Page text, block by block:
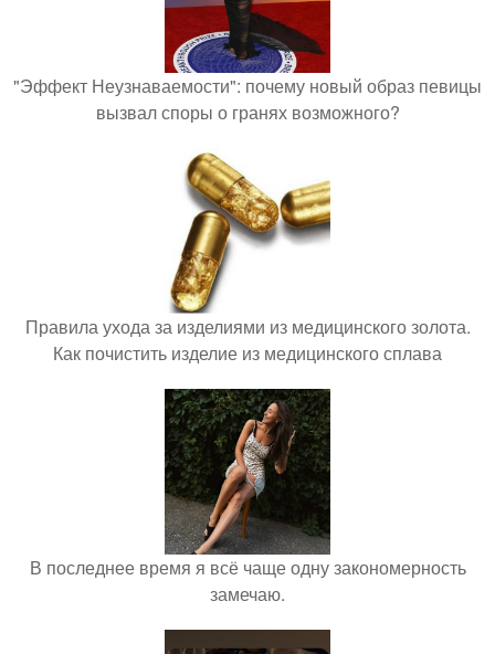
"Эффект Неузнаваемости": почему новый образ певицы
вызвал споры о гранях возможного?
Правила ухода за изделиями из медицинского золота.
Как почистить изделие из медицинского сплава
В последнее время я всё чаще одну закономерность
замечаю.